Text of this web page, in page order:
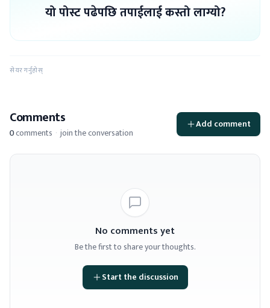
यो पोस्ट पढेपछि तपाईलाई कस्तो लाग्यो?
सेयर गर्नुहोस्
Comments
0comments · join the conversation
Add comment
No comments yet
Be the first to share your thoughts.
Start the discussion